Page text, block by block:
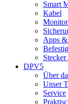
Smart
Kabel
Apps
DPV5
Über
Unser
Service